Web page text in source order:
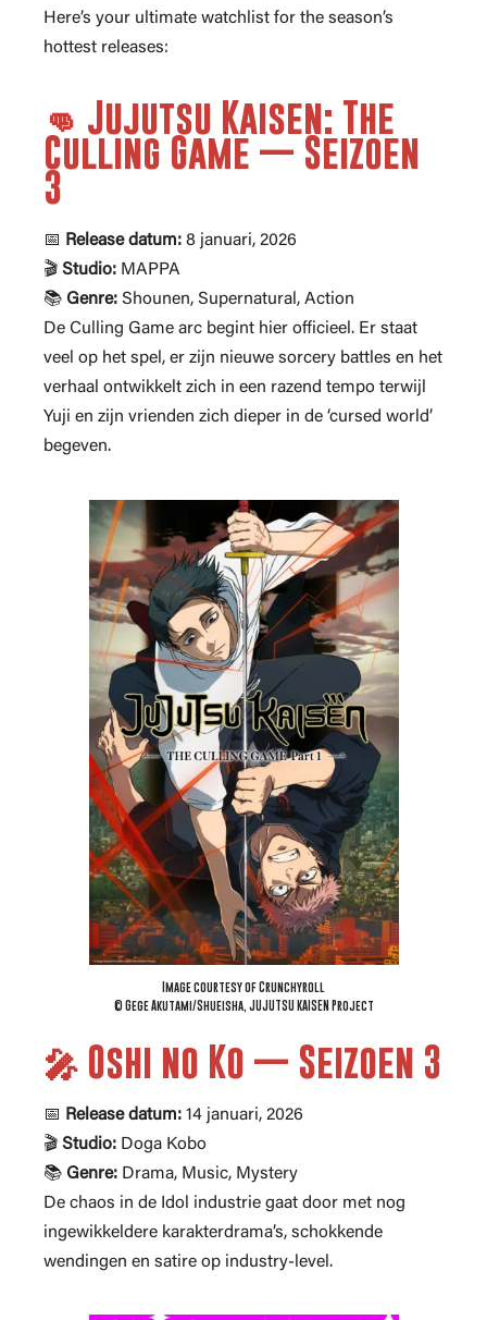
Here’s your ultimate watchlist for the season’s
hottest releases:
👊 Jujutsu Kaisen: The
Culling Game — Seizoen
3
📅 Release datum: 8 januari, 2026
🎬 Studio: MAPPA
📚 Genre: Shounen, Supernatural, Action
De Culling Game arc begint hier officieel. Er staat
veel op het spel, er zijn nieuwe sorcery battles en het
verhaal ontwikkelt zich in een razend tempo terwijl
Yuji en zijn vrienden zich dieper in de ‘cursed world’
begeven.
Image courtesy of Crunchyroll
© Gege Akutami/Shueisha, JUJUTSU KAISEN Project
🎤 Oshi no Ko — Seizoen 3
📅 Release datum: 14 januari, 2026
🎬 Studio: Doga Kobo
📚 Genre: Drama, Music, Mystery
De chaos in de Idol industrie gaat door met nog
ingewikkeldere karakterdrama’s, schokkende
wendingen en satire op industry-level.